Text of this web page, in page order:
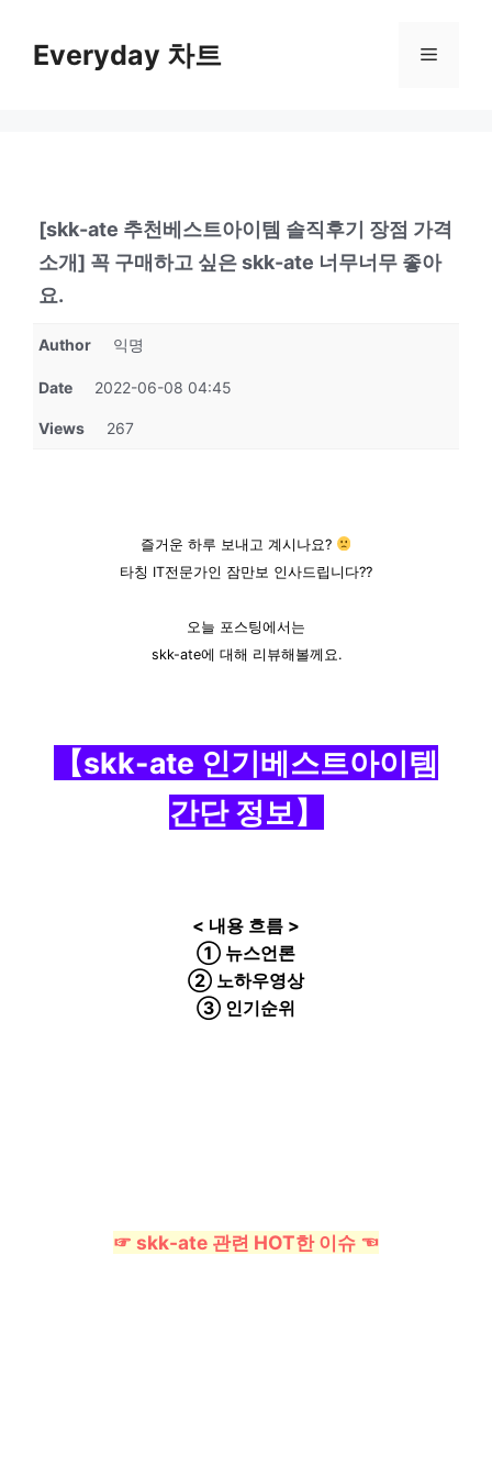
Everyday 차트 메
[skk-ate 추천베스트아이템 솔직후기 장점 가격
소개] 꼭 구매하고 싶은 skk-ate 너무너무 좋아
요.
Author 익명
Date 2022-06-08 04:45
Views 267
즐거운 하루 보내고 계시나요?
타칭 IT전문가인 잠만보 인사드립니다??
오늘 포스팅에서는
skk-ate에 대해 리뷰해볼께요.
【skk-ate 인기베스트아이템
간단 정보】
< 내용 흐름 >
① 뉴스언론
② 노하우영상
③ 인기순위
☞ skk-ate 관련 HOT한 이슈 ☜